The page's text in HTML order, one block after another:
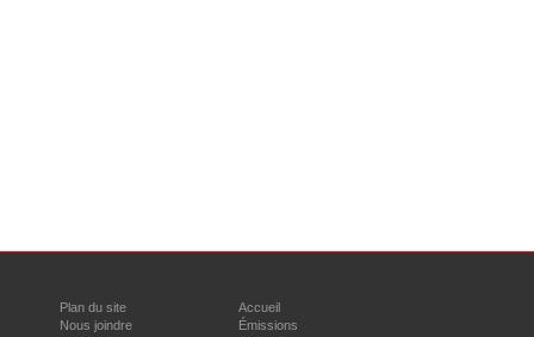
Plan du site
Nous joindre
Accueil
Émissions